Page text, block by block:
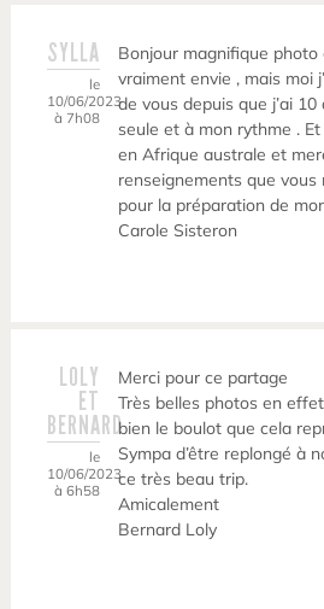
SYLLA
le
10/06/2023
à 7h08
Bonjour magnifique photo
vraiment envie , mais moi
de vous depuis que j’ai 10
seule et à mon rythme .
en Afrique australe et
renseignements que vous
pour la préparation de
Carole Sisteron
LOLY
ET
BERNARD
le
10/06/2023
à 6h58
Merci pour ce partage
Très belles photos en
bien le boulot que cela
Sympa d’être replongé à
ce très beau trip.
Amicalement
Bernard Loly